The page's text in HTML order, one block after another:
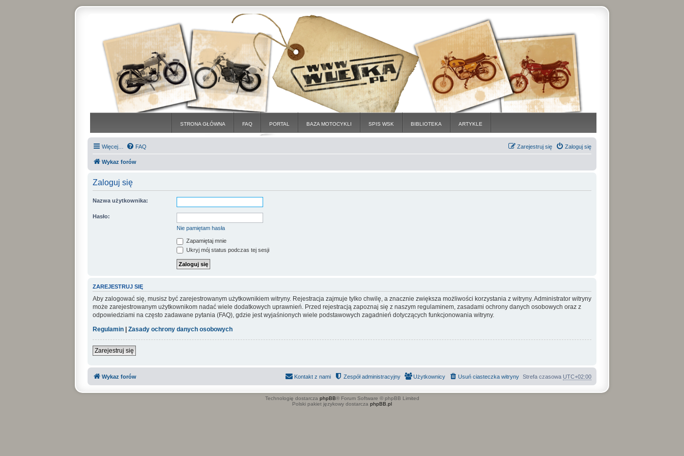
STRONA GŁÓWNA FAQ PORTAL BAZA MOTOCYKLI SPIS WSK BIBLIOTEKA ARTYKLE
Więcej… FAQ Zaloguj się
Zarejestruj się
Wykaz forów
Zaloguj się
Nazwa użytkownika:
Hasło:
Nie pamiętam hasła
Zapamiętaj mnie
Ukryj mój status podczas tej sesji
ZAREJESTRUJ SIĘ
Aby zalogować się, musisz być zarejestrowanym użytkownikiem witryny. Rejestracja zajmuje tylko chwilę, a znacznie zwiększa możliwości korzystania z witryny. Administrator witryny
może zarejestrowanym użytkownikom nadać wiele dodatkowych uprawnień. Przed rejestracją zapoznaj się z naszym regulaminem, zasadami ochrony danych osobowych oraz z
odpowiedziami na często zadawane pytania (FAQ), gdzie jest wyjaśnionych wiele podstawowych zagadnień dotyczących funkcjonowania witryny.
Regulamin | Zasady ochrony danych osobowych
Zarejestruj się
Wykaz forów Strefa czasowa UTC+02:00
Usuń ciasteczka witryny
Użytkownicy
Zespół administracyjny
Kontakt z nami
Technologię dostarcza phpBB® Forum Software © phpBB Limited
Polski pakiet językowy dostarcza phpBB.pl